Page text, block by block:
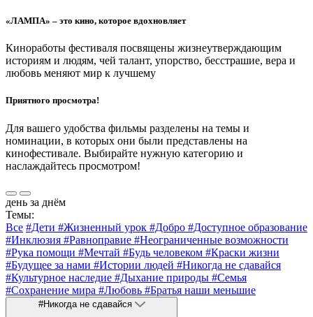
«ЛАМПА» – это кино, которое вдохновляет
Киноработы фестиваля посвящены жизнеутверждающим
историям и людям, чей талант, упорство, бесстрашие, вера и
любовь меняют мир к лучшему
Приятного просмотра!
Для вашего удобства фильмы разделены на темы и
номинации, в которых они были представлены на
кинофестивале. Выбирайте нужную категорию и
наслаждайтесь просмотром!
день за днём
Темы:
Все #Дети #Жизненный урок #Добро #Доступное образование
#Инклюзия #Равноправие #Неограниченные возможности
#Рука помощи #Мечтай #Будь человеком #Краски жизни
#Будущее за нами #Истории людей #Никогда не сдавайся
#Культурное наследие #Дыхание природы #Семья
#Сохранение мира #Любовь #Братья наши меньшие
#Никогда не сдавайся